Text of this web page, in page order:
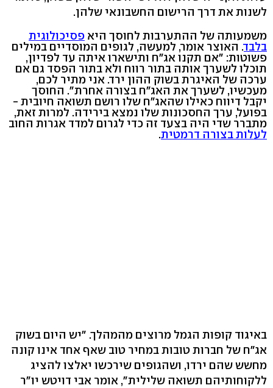
לשנות את דרך הרישום החשבונאי שלהן.
משמעותה של ההתערבות לחוסך היא פסיכולוגית
בלבד. האוצר אומר, למעשה, לגופים המוסדיים במילים
פשוטות: "אם תקנו אג"ח ותישארו איתה עד לפדיון,
תוכלו לשערך אותה בתור רווח ולא בתור הפסד גם אם
ערכה של האיגרת בשוק ההון ירד. אני מתיר לכם,
מעכשיו, לשערך את האג"ח בצורה אחרת". החוסך
יקבל דיווח כאילו שהאג"ח שלו רושם תשואה חיובית -
בפועל, ערך החסכונות שלו נמצא בירידה. למרות זאת,
מתברר שדי היה בצעד זה כדי לגרום למדד אגרות החוב
לעלות בצורה דרמטית.
באיגוד קופות הגמל מרוצים מהמהלך. "יש היום בשוק
אג"ח של חברות טובות במחיר טוב שאף אחד אינו קונה
מחשש שהם ירדו, ושהגופים שירכשו יאלצו להציג
ללקוחותיהם תשואה שלילית", אומר אבי דויטש יו"ר